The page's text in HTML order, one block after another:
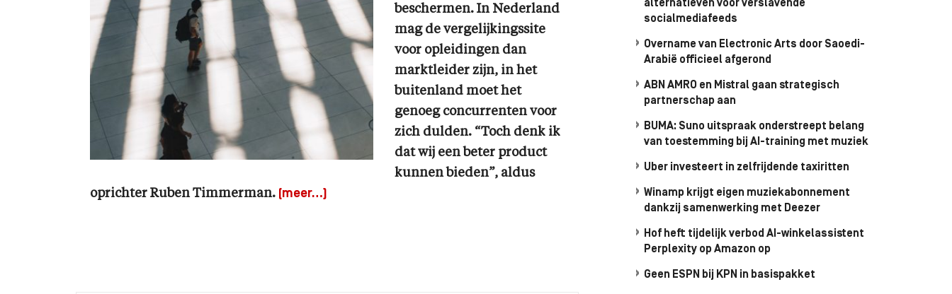
beschermen. In Nederland
mag de vergelijkingssite
voor opleidingen dan
marktleider zijn, in het
buitenland moet het
genoeg concurrenten voor
zich dulden. “Toch denk ik
dat wij een beter product
kunnen bieden”, aldus
oprichter Ruben Timmerman. (meer…)
alternatieven voor verslavende
socialmediafeeds
Overname van Electronic Arts door Saoedi-
Arabië officieel afgerond
ABN AMRO en Mistral gaan strategisch
partnerschap aan
BUMA: Suno uitspraak onderstreept belang
van toestemming bij AI-training met muziek
Uber investeert in zelfrijdende taxiritten
Winamp krijgt eigen muziekabonnement
dankzij samenwerking met Deezer
Hof heft tijdelijk verbod AI-winkelassistent
Perplexity op Amazon op
Geen ESPN bij KPN in basispakket